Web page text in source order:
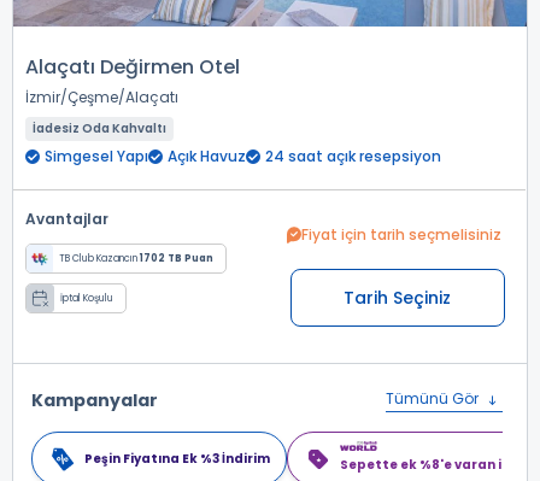
Alaçatı Değirmen Otel
İzmir Çeşme Alaçatı
İadesiz Oda Kahvaltı
Simgesel Yapı Açık Havuz 24 saat açık resepsiyon
Avantajlar
TB Club Kazancın1702 TB Puan
İptal Koşulu
Fiyat için tarih seçmelisiniz
Tarih Seçiniz
Kampanyalar Tümünü Gör
Peşin Fiyatına Ek %3 İndirim Sepette ek %8'e varan